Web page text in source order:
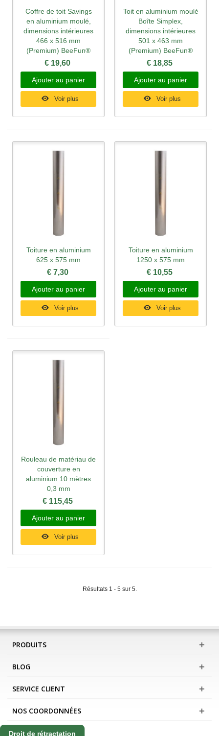
Coffre de toit Savings
en aluminium moulé,
dimensions intérieures
466 x 516 mm
(Premium) BeeFun®
€ 19,60
Ajouter au panier
Voir plus
Toit en aluminium moulé
Boîte Simplex,
dimensions intérieures
501 x 463 mm
(Premium) BeeFun®
€ 18,85
Ajouter au panier
Voir plus
Toiture en aluminium
625 x 575 mm
€ 7,30
Ajouter au panier
Voir plus
Toiture en aluminium
1250 x 575 mm
€ 10,55
Ajouter au panier
Voir plus
Rouleau de matériau de
couverture en
aluminium 10 mètres
0,3 mm
€ 115,45
Ajouter au panier
Voir plus
Résultats 1 - 5 sur 5.
PRODUITS
BLOG
SERVICE CLIENT
NOS COORDONNÉES
Droit de rétractation